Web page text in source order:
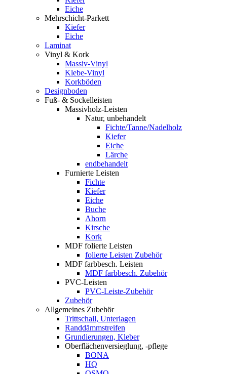
Eiche
Mehrschicht-Parkett
Kiefer
Eiche
Laminat
Vinyl & Kork
Massiv-Vinyl
Klebe-Vinyl
Korkböden
Designboden
Fuß- & Sockelleisten
Massivholz-Leisten
Natur, unbehandelt
Fichte/Tanne/Nadelholz
Kiefer
Eiche
Lärche
endbehandelt
Furnierte Leisten
Fichte
Kiefer
Eiche
Buche
Ahorn
Kirsche
Kork
MDF folierte Leisten
folierte Leisten Zubehör
MDF farbbesch. Leisten
MDF farbbesch. Zubehör
PVC-Leisten
PVC-Leiste-Zubehör
Zubehör
Allgemeines Zubehör
Trittschall, Unterlagen
Randdämmstreifen
Grundierungen, Kleber
Oberflächenversieglung, -pflege
BONA
HQ